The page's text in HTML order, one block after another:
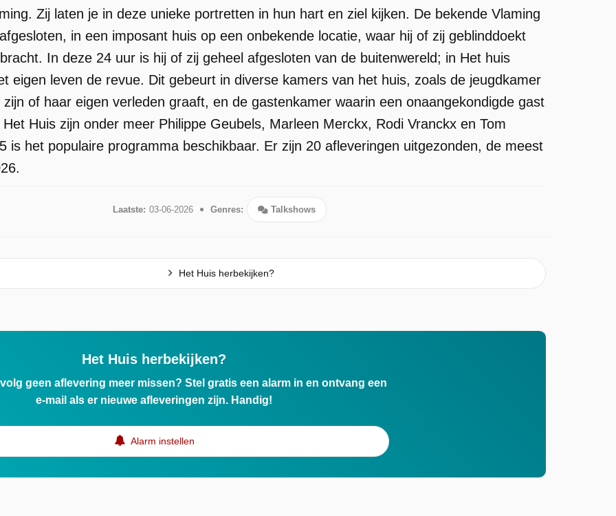
Zij laten je in deze unieke portretten in hun hart en ziel kijken. De bekende Vlaming
in een imposant huis op een onbekende locatie, waar hij of zij geblinddoekt
In deze 24 uur is hij of zij geheel afgesloten van de buitenwereld; in Het huis
eigen leven de revue. Dit gebeurt in diverse kamers van het huis, zoals de jeugdkamer
of haar eigen verleden graaft, en de gastenkamer waarin een onaangekondigde gast
Huis zijn onder meer Philippe Geubels, Marleen Merckx, Rodi Vranckx en Tom
is het populaire programma beschikbaar. Er zijn 20 afleveringen uitgezonden, de meest
Laatste: 03-06-2026 Genres: Talkshows
Het Huis herbekijken?
Het Huis herbekijken?
geen aflevering meer missen? Stel gratis een alarm in en ontvang een
e-mail als er nieuwe afleveringen zijn. Handig!
Alarm instellen